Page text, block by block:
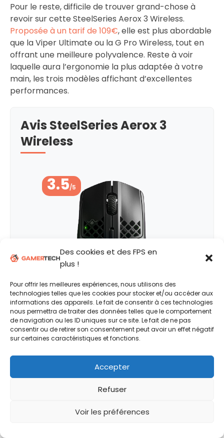
Des cookies et des FPS en
plus !
Pour offrir les meilleures expériences, nous utilisons des
technologies telles que les cookies pour stocker et/ou accéder aux
informations des appareils. Le fait de consentir à ces technologies
nous permettra de traiter des données telles que le comportement
de navigation ou les ID uniques sur ce site. Le fait de ne pas
consentir ou de retirer son consentement peut avoir un effet négatif
sur certaines caractéristiques et fonctions.
Accepter
Refuser
Voir les préférences
Pour le reste, difficile de trouver grand-chose à
revoir sur cette SteelSeries Aerox 3 Wireless.
Proposée à un tarif de 109€, elle est plus abordable
que la Viper Ultimate ou la G Pro Wireless, tout en
offrant une meilleure polyvalence. Reste à voir
laquelle aura l’ergonomie la plus adaptée à votre
main, les trois modèles affichant d’excellentes
performances.
Avis SteelSeries Aerox 3
Wireless
3.5/5
MEILLEURS PRIX
Voir toutes les offres